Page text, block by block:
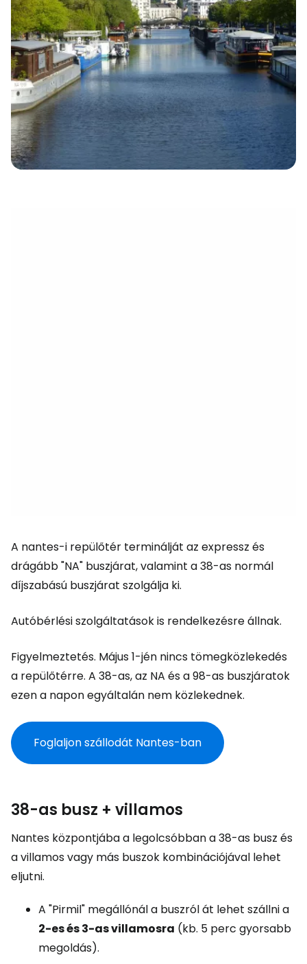
A nantes-i repülőtér terminálját az expressz és
drágább "NA" buszjárat, valamint a 38-as normál
díjszabású buszjárat szolgálja ki.
Autóbérlési szolgáltatások is rendelkezésre állnak.
Figyelmeztetés. Május 1-jén nincs tömegközlekedés
a repülőtérre. A 38-as, az NA és a 98-as buszjáratok
ezen a napon egyáltalán nem közlekednek.
Foglaljon szállodát Nantes-ban
38-as busz + villamos
Nantes központjába a legolcsóbban a 38-as busz és
a villamos vagy más buszok kombinációjával lehet
eljutni.
A "Pirmil" megállónál a buszról át lehet szállni a
2-es és 3-as villamosra (kb. 5 perc gyorsabb
megoldás).